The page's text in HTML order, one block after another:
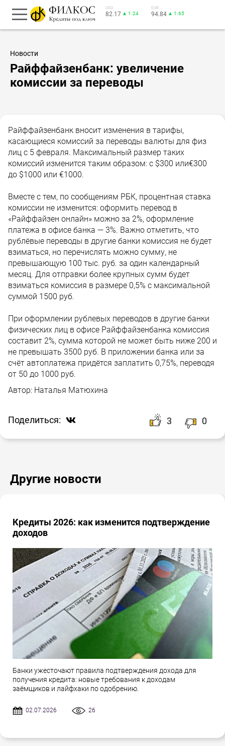
USD
82.17 ▲ 1.24
EUR
94.84 ▲ 1.65
Новости
Райффайзенбанк: увеличение
комиссии за переводы
Райффайзенбанк вносит изменения в тарифы,
касающиеся комиссий за переводы валюты для физ
лиц с 5 февраля. Максимальный размер таких
комиссий изменится таким образом: с $300 или€300
до $1000 или €1000.
Вместе с тем, по сообщениям РБК, процентная ставка
комиссии не изменится: оформить перевод в
«Райффайзен онлайн» можно за 2%, оформление
платежа в офисе банка — 3%. Важно отметить, что
рублёвые переводы в другие банки комиссия не будет
взиматься, но перечислять можно сумму, не
превышающую 100 тыс. руб. за один календарный
месяц. Для отправки более крупных сумм будет
взиматься комиссия в размере 0,5% с максимальной
суммой 1500 руб.
При оформлении рублевых переводов в другие банки
физических лиц в офисе Райффайзенбанка комиссия
составит 2%, сумма которой не может быть ниже 200 и
не превышать 3500 руб. В приложении банка или за
счёт автоплатежа придётся заплатить 0,75%, переводя
от 50 до 1000 руб.
Автор: Наталья Матюхина
Поделиться: 3 0
Другие новости
Кредиты 2026: как изменится подтверждение
доходов
Банки ужесточают правила подтверждения дохода для
получения кредита: новые требования к доходам
заёмщиков и лайфхаки по одобрению.
02.07.2026 26